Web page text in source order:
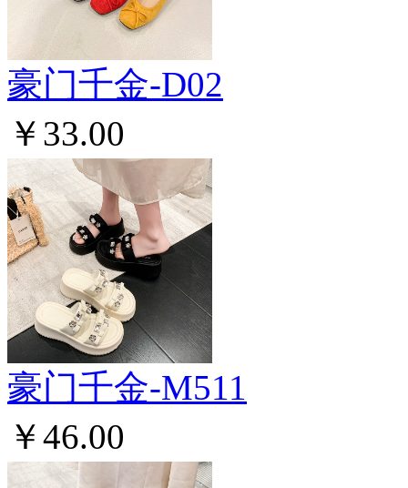
豪门千金-D02
￥33.00
豪门千金-M511
￥46.00